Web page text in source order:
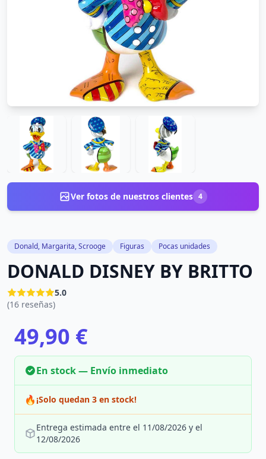
Ver fotos de nuestros clientes 4
Donald, Margarita, Scrooge Figuras Pocas unidades
DONALD DISNEY BY BRITTO
5.0
(16 reseñas)
49,90 €
En stock — Envío inmediato
🔥¡Solo quedan 3 en stock!
Entrega estimada entre el 11/08/2026 y el
12/08/2026